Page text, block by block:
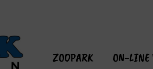
ZOOPARK ON-LINE